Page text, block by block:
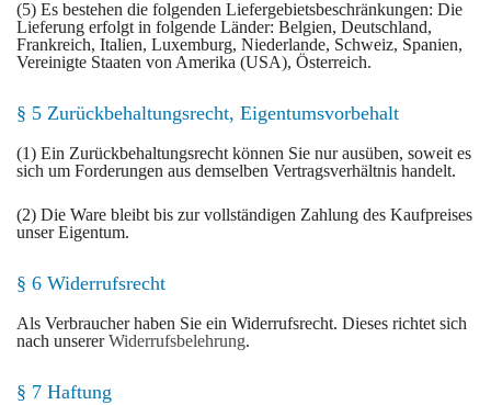
(5) Es bestehen die folgenden Liefergebietsbeschränkungen: Die
Lieferung erfolgt in folgende Länder: Belgien, Deutschland,
Frankreich, Italien, Luxemburg, Niederlande, Schweiz, Spanien,
Vereinigte Staaten von Amerika (USA), Österreich.
§ 5 Zurückbehaltungsrecht, Eigentumsvorbehalt
(1) Ein Zurückbehaltungsrecht können Sie nur ausüben, soweit es
sich um Forderungen aus demselben Vertragsverhältnis handelt.
(2) Die Ware bleibt bis zur vollständigen Zahlung des Kaufpreises
unser Eigentum.
§ 6 Widerrufsrecht
Als Verbraucher haben Sie ein Widerrufsrecht. Dieses richtet sich
nach unsererWiderrufsbelehrung.
§ 7 Haftung